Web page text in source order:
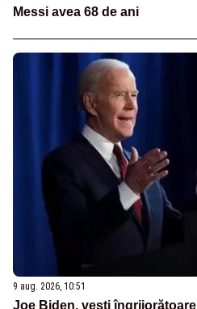
Messi avea 68 de ani
9 aug. 2026, 10:51
Joe Biden, vești